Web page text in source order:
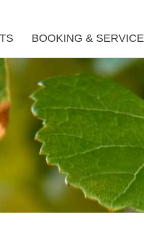
BOOKING & SERVICE